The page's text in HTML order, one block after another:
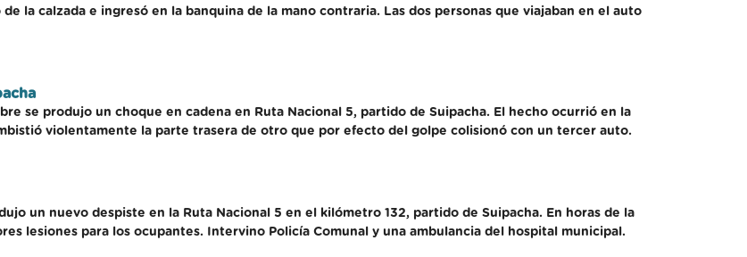
la calzada e ingresó en la banquina de la mano contraria. Las dos personas que viajaban en el auto
se produjo un choque en cadena en Ruta Nacional 5, partido de Suipacha. El hecho ocurrió en la
violentamente la parte trasera de otro que por efecto del golpe colisionó con un tercer auto.
un nuevo despiste en la Ruta Nacional 5 en el kilómetro 132, partido de Suipacha. En horas de la
lesiones para los ocupantes. Intervino Policía Comunal y una ambulancia del hospital municipal.